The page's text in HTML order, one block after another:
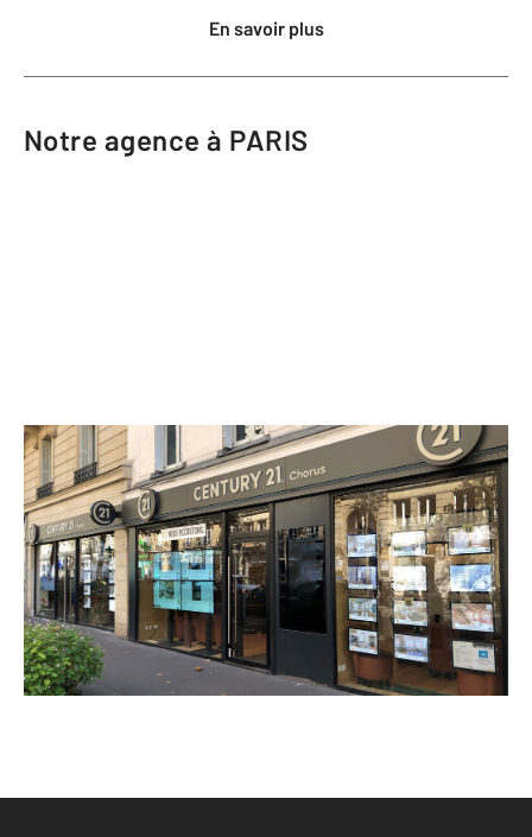
En savoir plus
Notre agence à PARIS
CENTURY 21 Chorus
86 avenue Ledru-Rollin
PARIS - 75012
Envoyer un message
Téléphoner à l'agence